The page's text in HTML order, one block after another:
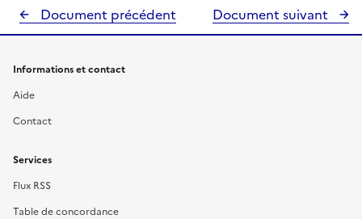
Document précédent Document suivant
Informations et contact
Aide
Contact
Services
Flux RSS
Table de concordance